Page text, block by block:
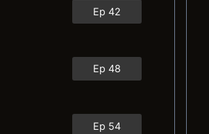
Ep 42
Ep 48
Ep 54